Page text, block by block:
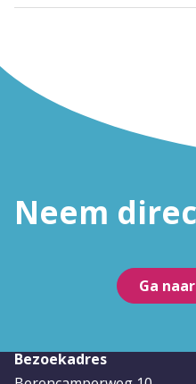
Neem
Ga
Bezoekadres